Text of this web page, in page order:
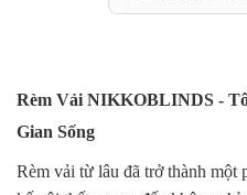
Rèm Vải NIKKOBLINDS -
Gian Sống
Rèm vải từ lâu đã trở thành một